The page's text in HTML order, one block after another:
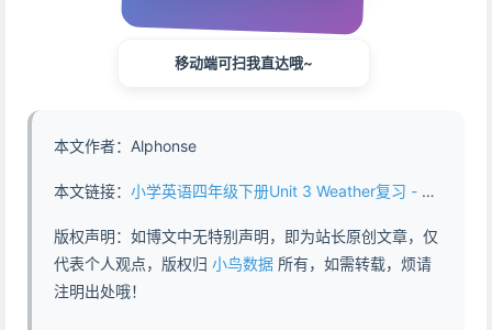
移动端可扫我直达哦~
本文作者：Alphonse
本文链接： 小学英语四年级下册Unit 3 Weather复习 - https://www.abddb.com/grade4_unit3_weather.html
版权声明：如博文中无特别声明，即为站长原创文章，仅
代表个人观点，版权归 小鸟数据 所有，如需转载，烦请
注明出处哦！